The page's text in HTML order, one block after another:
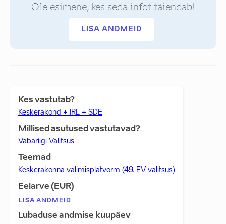
Ole esimene, kes seda infot täiendab!
LISA ANDMEID
Kes vastutab?
Keskerakond + IRL + SDE
Millised asutused vastutavad?
Vabariigi Valitsus
Teemad
Keskerakonna valimisplatvorm (49. EV valitsus)
Eelarve (EUR)
LISA ANDMEID
Lubaduse andmise kuupäev